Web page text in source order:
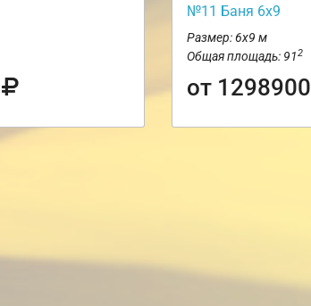
№11 Баня 6х9
Размер: 6х9 м
Общая площадь: 912
от 1298900